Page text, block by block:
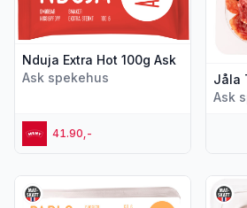
Nduja Extra Hot 100g Ask
Ask spekehus
41.90,-
Ask
Vis flere detaljer for produktet Vis